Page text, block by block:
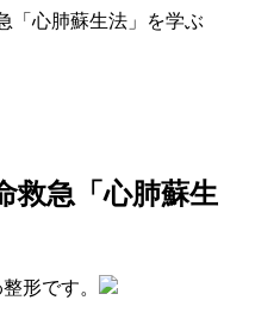
心肺蘇生法」を学ぶ
急「心肺蘇生
形です。